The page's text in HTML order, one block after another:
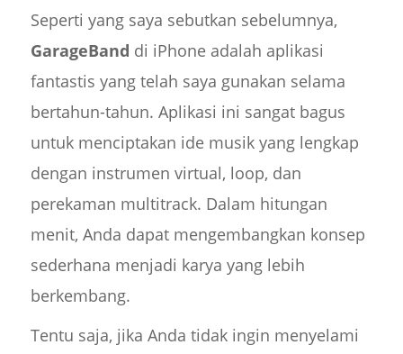
Seperti yang saya sebutkan sebelumnya,
GarageBand di iPhone adalah aplikasi
fantastis yang telah saya gunakan selama
bertahun-tahun. Aplikasi ini sangat bagus
untuk menciptakan ide musik yang lengkap
dengan instrumen virtual, loop, dan
perekaman multitrack. Dalam hitungan
menit, Anda dapat mengembangkan konsep
sederhana menjadi karya yang lebih
berkembang.
Tentu saja, jika Anda tidak ingin menyelami